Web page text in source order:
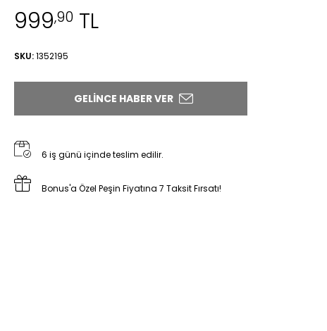
999,90TL
SKU: 1352195
GELINCE HABER VER
6 iş günü içinde teslim edilir.
Bonus'a Özel Peşin Fiyatına 7 Taksit Fırsatı!